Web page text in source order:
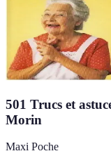
501 Trucs et
Morin
Maxi Poche